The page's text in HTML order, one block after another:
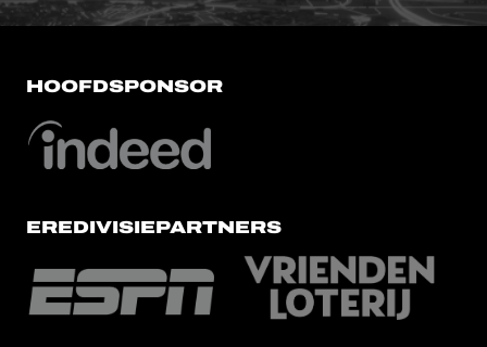
HOOFDSPONSOR
EREDIVISIEPARTNERS